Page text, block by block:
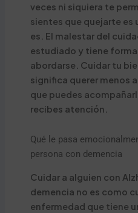
veces ni siquiera te
sientes que quejarte es
es. El malestar del
estudiado y tiene
abordarse. Cuidar tu
significa querer menos
que puedes
recibes atención.
Qué le pasa
persona con demencia
Cuidar a alguien con
demencia no es como
enfermedad que tiene